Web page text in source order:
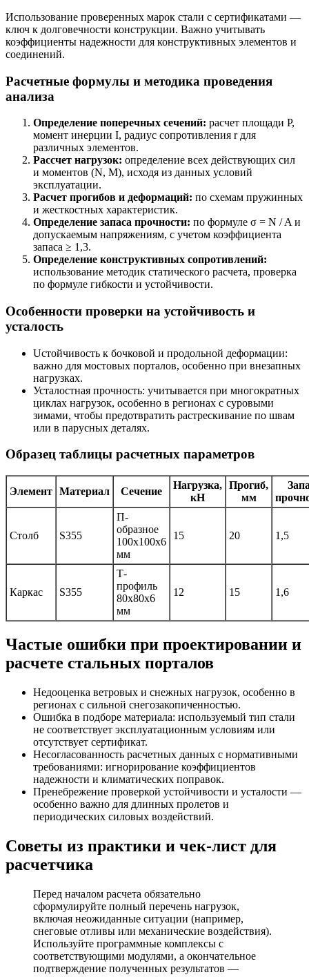
Использование проверенных марок стали с сертификатами —
ключ к долговечности конструкции. Важно учитывать
коэффициенты надежности для конструктивных элементов и
соединений.
Расчетные формулы и методика проведения
анализа
Определение поперечных сечений: расчет площади P,
момент инерции I, радиус сопротивления r для
различных элементов.
Рассчет нагрузок: определение всех действующих сил
и моментов (N, M), исходя из данных условий
эксплуатации.
Расчет прогибов и деформаций: по схемам пружинных
и жесткостных характеристик.
Определение запаса прочности: по формуле σ = N / A и
допускаемым напряжениям, с учетом коэффициента
запаса ≥ 1,3.
Определение конструктивных сопротивлений:
использование методик статического расчета, проверка
по формуле гибкости и устойчивости.
Особенности проверки на устойчивость и
усталость
Uстойчивость к бочковой и продольной деформации:
важно для мостовых порталов, особенно при внезапных
нагрузках.
Усталостная прочность: учитывается при многократных
циклах нагрузок, особенно в регионах с суровыми
зимами, чтобы предотвратить растрескивание по швам
или в парусных деталях.
Образец таблицы расчетных параметров
Элемент Материал Сечение
Нагрузка,
кН
Прогиб,
мм
Столб S355
П-
образное
100x100x6
мм
15 20 1,5
Каркас S355
Т-
профиль
80x80x6
мм
12 15 1,6
Частые ошибки при проектировании и
расчете стальных порталов
Недооценка ветровых и снежных нагрузок, особенно в
регионах с сильной снегозакопиченностью.
Ошибка в подборе материала: используемый тип стали
не соответствует эксплуатационным условиям или
отсутствует сертификат.
Несогласованность расчетных данных с нормативными
требованиями: игнорирование коэффициентов
надежности и климатических поправок.
Пренебрежение проверкой устойчивости и усталости —
особенно важно для длинных пролетов и
периодических силовых воздействий.
Советы из практики и чек-лист для
расчетчика
Перед началом расчета обязательно
сформулируйте полный перечень нагрузок,
включая неожиданные ситуации (например,
снеговые отливы или механические воздействия).
Используйте программные комплексы с
соответствующими модулями, а окончательное
подтверждение полученных результатов —